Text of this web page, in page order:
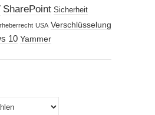
SharePoint Sicherheit
USA Verschlüsselung
10 Yammer